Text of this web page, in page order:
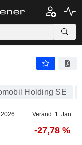
Holding SE
Veränd. 1. Jan.
-27,78 %